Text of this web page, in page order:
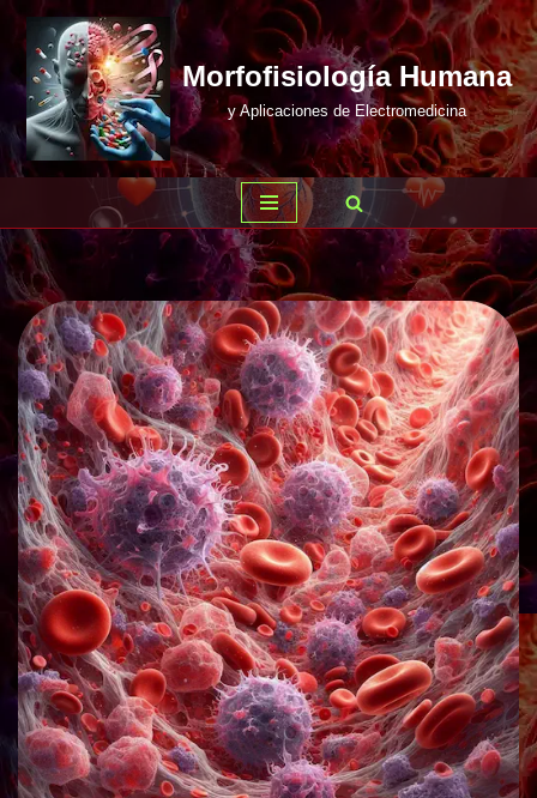
Saltar
al
contenido
Morfofisiología Humana
y Aplicaciones de Electromedicina